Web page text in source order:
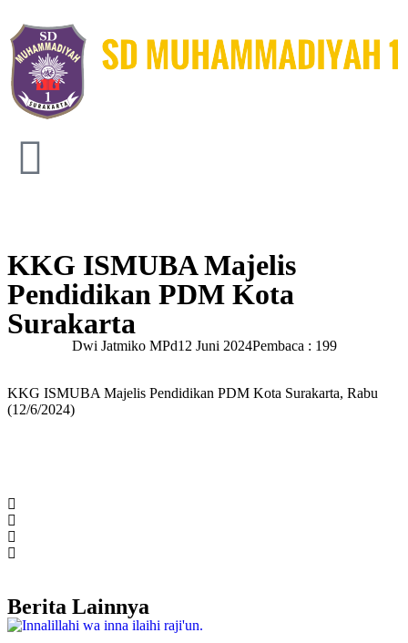
KKG ISMUBA Majelis
Pendidikan PDM Kota
Surakarta
Dwi Jatmiko MPd12 Juni 2024Pembaca : 199
KKG ISMUBA Majelis Pendidikan PDM Kota Surakarta, Rabu
(12/6/2024)
Berita Lainnya